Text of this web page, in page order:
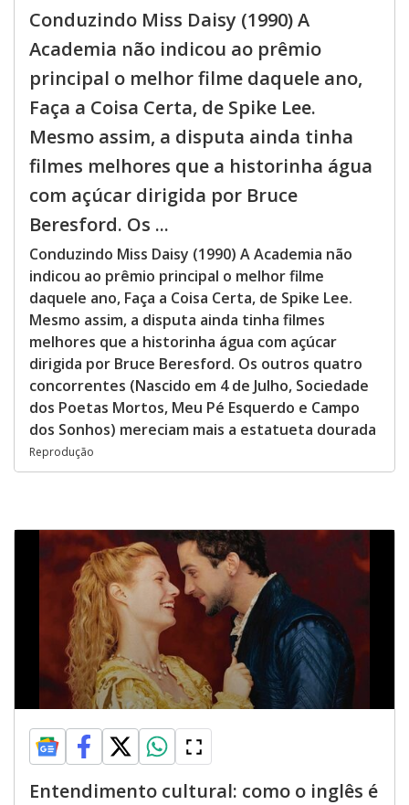
Conduzindo Miss Daisy (1990) A
Academia não indicou ao prêmio
principal o melhor filme daquele ano,
Faça a Coisa Certa, de Spike Lee.
Mesmo assim, a disputa ainda tinha
filmes melhores que a historinha água
com açúcar dirigida por Bruce
Beresford. Os ...
Conduzindo Miss Daisy (1990) A Academia não
indicou ao prêmio principal o melhor filme
daquele ano, Faça a Coisa Certa, de Spike Lee.
Mesmo assim, a disputa ainda tinha filmes
melhores que a historinha água com açúcar
dirigida por Bruce Beresford. Os outros quatro
concorrentes (Nascido em 4 de Julho, Sociedade
dos Poetas Mortos, Meu Pé Esquerdo e Campo
dos Sonhos) mereciam mais a estatueta dourada
Reprodução
Entendimento cultural: como o inglês é